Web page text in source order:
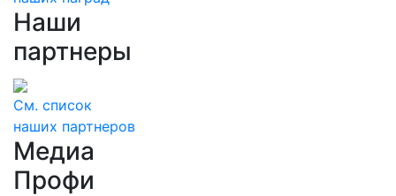
Наши
партнеры
См. список
наших партнеров
Медиа
Профи